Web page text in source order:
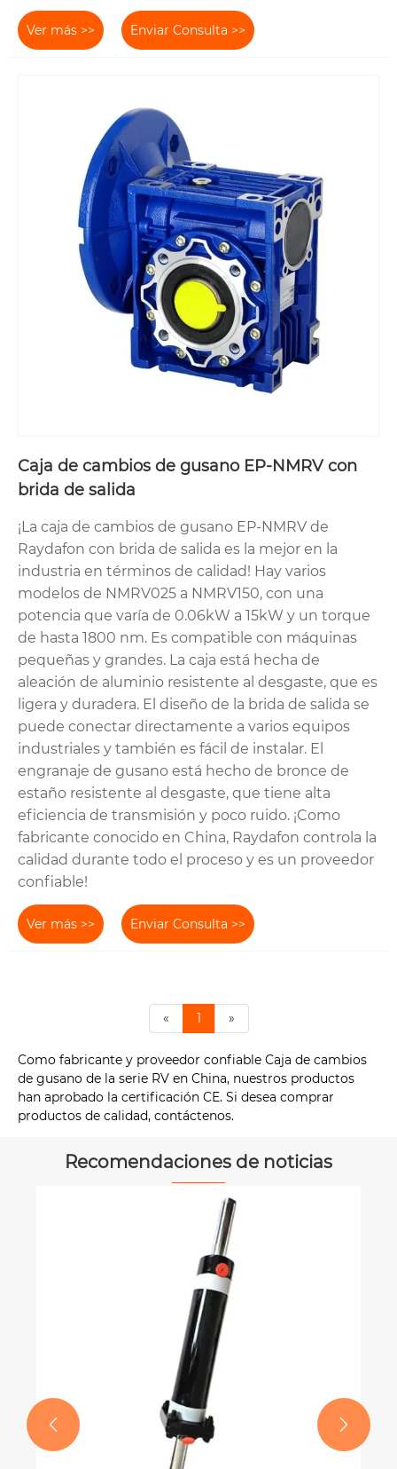
Ver más >> Enviar Consulta >>
Caja de cambios de gusano EP-NMRV con
brida de salida
¡La caja de cambios de gusano EP-NMRV de
Raydafon con brida de salida es la mejor en la
industria en términos de calidad! Hay varios
modelos de NMRV025 a NMRV150, con una
potencia que varía de 0.06kW a 15kW y un torque
de hasta 1800 nm. Es compatible con máquinas
pequeñas y grandes. La caja está hecha de
aleación de aluminio resistente al desgaste, que es
ligera y duradera. El diseño de la brida de salida se
puede conectar directamente a varios equipos
industriales y también es fácil de instalar. El
engranaje de gusano está hecho de bronce de
estaño resistente al desgaste, que tiene alta
eficiencia de transmisión y poco ruido. ¡Como
fabricante conocido en China, Raydafon controla la
calidad durante todo el proceso y es un proveedor
confiable!
Ver más >> Enviar Consulta >>
« 1 »
Como fabricante y proveedor confiable Caja de cambios
de gusano de la serie RV en China, nuestros productos
han aprobado la certificación CE. Si desea comprar
productos de calidad, contáctenos.
Recomendaciones de noticias
 